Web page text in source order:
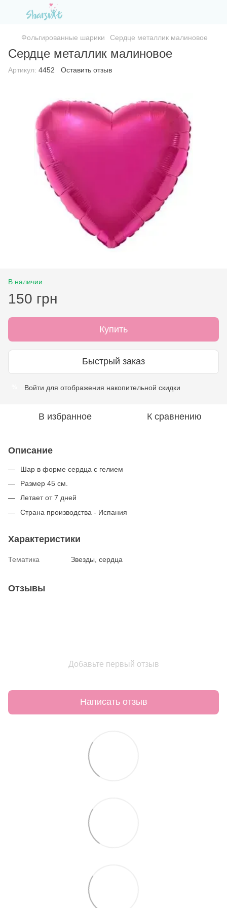
Фольгированные шарики Сердце металлик малиновое
Сердце металлик малиновое
Артикул: 4452 Оставить отзыв
В наличии
150 грн
Купить
Быстрый заказ
Войти для отображения накопительной скидки
В избранное К сравнению
Описание
Шар в форме сердца с гелием
Размер 45 см.
Летает от 7 дней
Страна производства - Испания
Характеристики
Тематика Звезды, сердца
Отзывы
Добавьте первый отзыв
Написать отзыв